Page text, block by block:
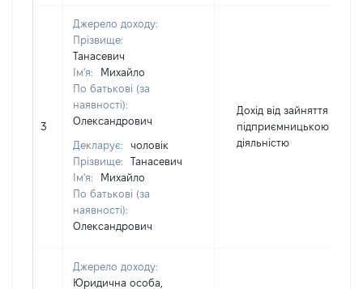
3
Джерело доходу:
Прізвище:
Танасевич
Ім'я:
Михайло
По батькові (за
наявності):
Олександрович
Декларує:
чоловік
Прізвище:
Танасевич
Ім'я:
Михайло
По батькові (за
наявності):
Олександрович
Дохід від зайняття
підприємницькою
діяльністю
Джерело доходу:
Юридична особа,